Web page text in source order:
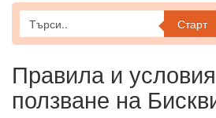
Старт
Правила и
ползване на